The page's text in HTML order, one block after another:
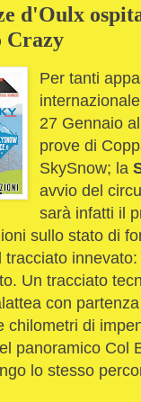
d'Oulx
Crazy
Per tanti
27 Gennaio
prove di
SkySnow; la
avvio del
sarà infatti il
sullo stato di
Un tracciato
con
chilometri di
panoramico Col
lo stesso